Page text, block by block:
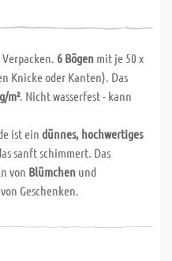
6 Bögen mit je 50 x
Knicke oder Kanten). Das
m². Nicht wasserfest - kann
ist ein dünnes, hochwertiges
sanft schimmert. Das
von Blümchen und
von Geschenken.